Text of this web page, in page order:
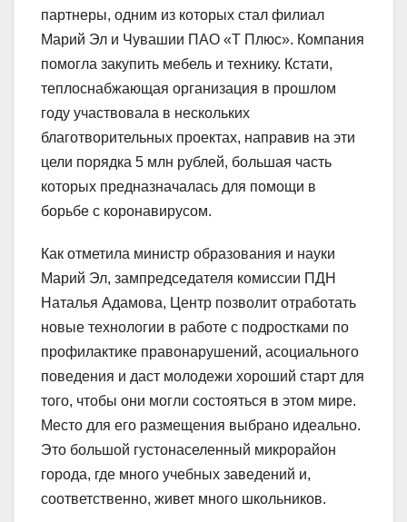
партнеры, одним из которых стал филиал
Марий Эл и Чувашии ПАО «Т Плюс». Компания
помогла закупить мебель и технику. Кстати,
теплоснабжающая организация в прошлом
году участвовала в нескольких
благотворительных проектах, направив на эти
цели порядка 5 млн рублей, большая часть
которых предназначалась для помощи в
борьбе с коронавирусом.
Как отметила министр образования и науки
Марий Эл, зампредседателя комиссии ПДН
Наталья Адамова, Центр позволит отработать
новые технологии в работе с подростками по
профилактике правонарушений, асоциального
поведения и даст молодежи хороший старт для
того, чтобы они могли состояться в этом мире.
Место для его размещения выбрано идеально.
Это большой густонаселенный микрорайон
города, где много учебных заведений и,
соответственно, живет много школьников.